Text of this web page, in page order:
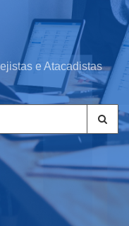
e Atacadistas